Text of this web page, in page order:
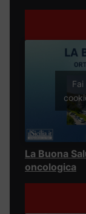
La Buona
oncologica